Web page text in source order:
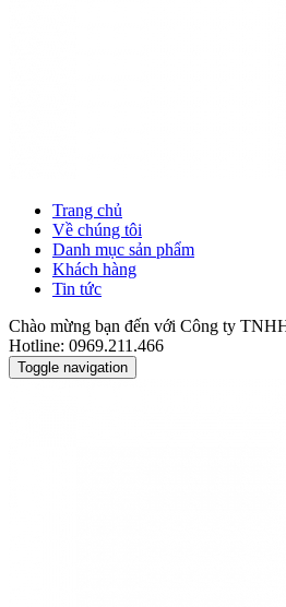
Trang chủ
Về chúng tôi
Danh mục sản phẩm
Khách hàng
Tin tức
Chào mừng bạn đến với Công ty
Hotline: 0969.211.466
Toggle navigation